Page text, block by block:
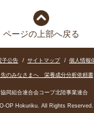
ページの上部へ戻る
子公告 / サイトマップ / 個人情報
先のみなさまへ 栄養成分分析依頼書
同組合連合会コープ北陸事業連合
OP Hokuriku. All Rights Reserved.